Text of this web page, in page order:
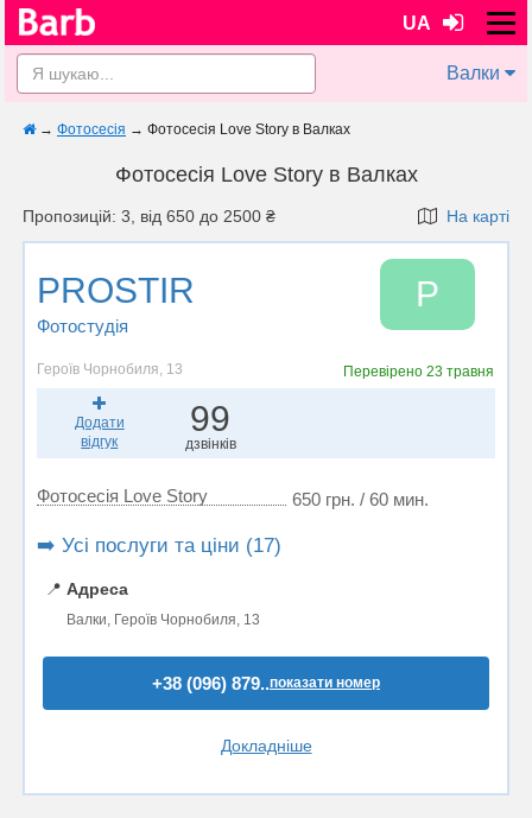
UA
Валки
→ Фотосесія → Фотосесія Love Story в Валках
Фотосесія Love Story в Валках
Пропозицій: 3, від 650 до 2500 ₴ На карті
PROSTIR
Фотостудiя
P
Героїв Чорнобиля, 13 Перевірено23 травня
Додати
відгук
99
дзвінків
Фотосесія Love Story 650 грн. / 60 мин.
➡️ Усі послуги та ціни (17)
📍 Адреса
Валки, Героїв Чорнобиля, 13
+38 (096) 879..показати номер
Докладніше